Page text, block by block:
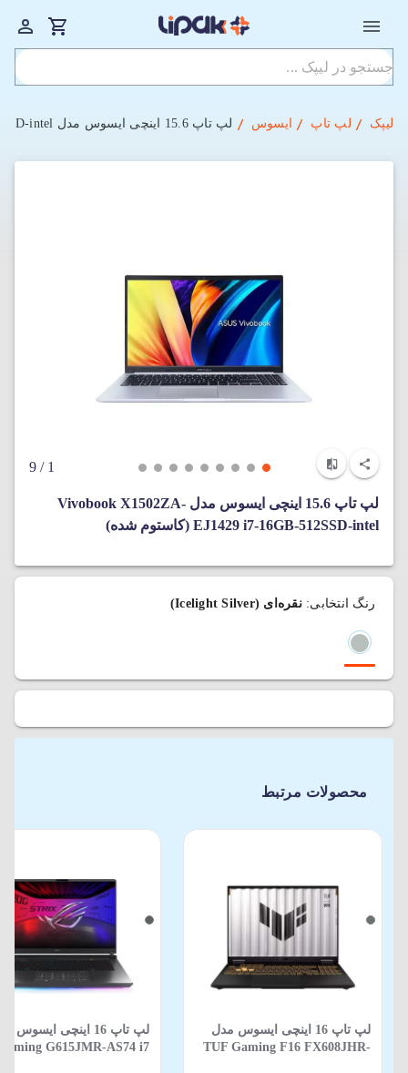
لیپک لپ تاپ ایسوس لپ تاپ 15.6 اینچی ایسوس مدل Vivobook X1502ZA-EJ1429 i7-16GB-512SSD-intel (کاستوم شده)
1
/ 9
لپ تاپ 15.6 اینچی ایسوس مدل Vivobook X1502ZA-
EJ1429 i7-16GB-512SSD-intel (کاستوم شده)
رنگ انتخابی:نقره‌ای (Icelight Silver)
محصولات مرتبط
لپ تاپ 16 اینچی ایسوس مدل
TUF Gaming F16 FX608JHR-
لپ‌ تاپ 16 اینچی ایسوس
G615JMR-AS74 i7